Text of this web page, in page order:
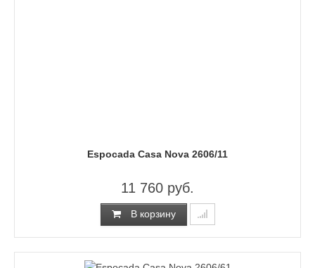
Espocada Casa Nova 2606/11
11 760 руб.
В корзину